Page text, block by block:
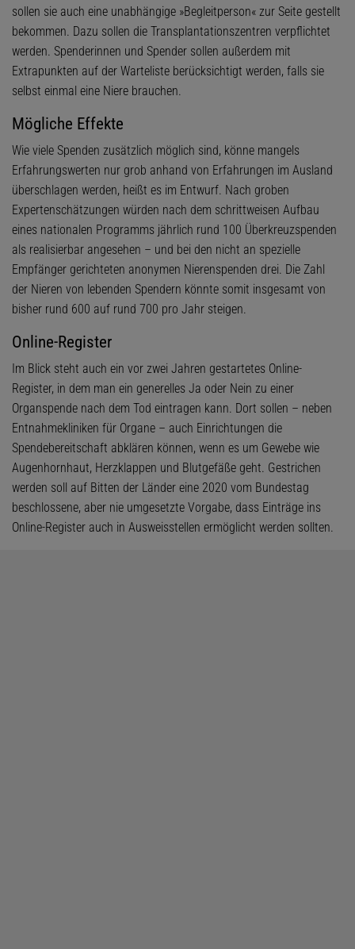
sollen sie auch eine unabhängige »Begleitperson« zur Seite gestellt
bekommen. Dazu sollen die Transplantationszentren verpflichtet
werden. Spenderinnen und Spender sollen außerdem mit
Extrapunkten auf der Warteliste berücksichtigt werden, falls sie
selbst einmal eine Niere brauchen.
Mögliche Effekte
Wie viele Spenden zusätzlich möglich sind, könne mangels
Erfahrungswerten nur grob anhand von Erfahrungen im Ausland
überschlagen werden, heißt es im Entwurf. Nach groben
Expertenschätzungen würden nach dem schrittweisen Aufbau
eines nationalen Programms jährlich rund 100 Überkreuzspenden
als realisierbar angesehen – und bei den nicht an spezielle
Empfänger gerichteten anonymen Nierenspenden drei. Die Zahl
der Nieren von lebenden Spendern könnte somit insgesamt von
bisher rund 600 auf rund 700 pro Jahr steigen.
Online-Register
Im Blick steht auch ein vor zwei Jahren gestartetes Online-
Register, in dem man ein generelles Ja oder Nein zu einer
Organspende nach dem Tod eintragen kann. Dort sollen – neben
Entnahmekliniken für Organe – auch Einrichtungen die
Spendebereitschaft abklären können, wenn es um Gewebe wie
Augenhornhaut, Herzklappen und Blutgefäße geht. Gestrichen
werden soll auf Bitten der Länder eine 2020 vom Bundestag
beschlossene, aber nie umgesetzte Vorgabe, dass Einträge ins
Online-Register auch in Ausweisstellen ermöglicht werden sollten.